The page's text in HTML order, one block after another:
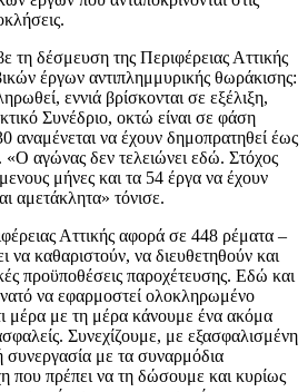
τη δέσμευση της Περιφέρειας Αττικής
έργων αντιπλημμυρικής θωράκισης:
εννιά βρίσκονται σε εξέλιξη,
Συνέδριο, οκτώ είναι σε φάση
αναμένεται να έχουν δημοπρατηθεί έως
«Ο αγώνας δεν τελειώνει εδώ. Στόχος
μήνες και τα 54 έργα να έχουν
αμετάκλητα» τόνισε.
Αττικής αφορά σε 448 ρέματα –
να καθαριστούν, να διευθετηθούν και
προϋποθέσεις παροχέτευσης. Εδώ και
να εφαρμοστεί ολοκληρωμένο
μέρα με τη μέρα κάνουμε ένα ακόμα
Συνεχίζουμε, με εξασφαλισμένη
συνεργασία με τα συναρμόδια
που πρέπει να τη δώσουμε και κυρίως